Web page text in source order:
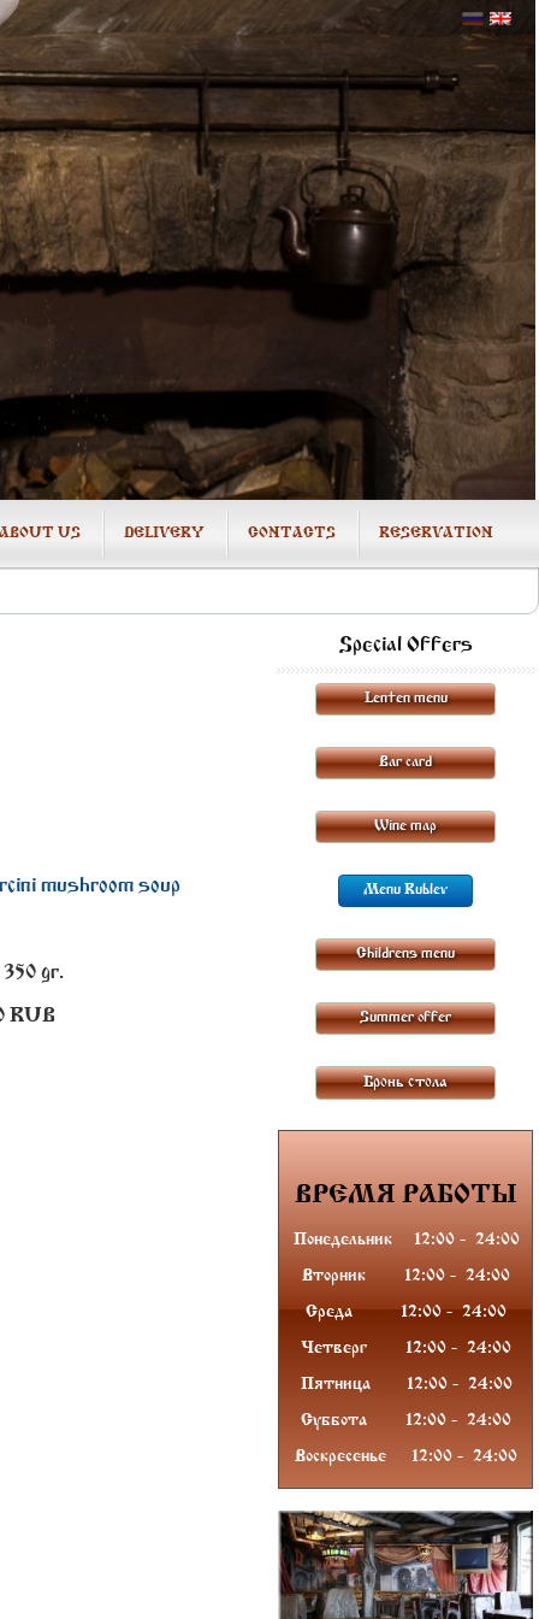
ABOUT US DELIVERY CONTACTS RESERVATION
mushroom soup
gr.
RUB
Special Offers
Lenten menu
Bar card
Wine map
Menu Rublev
Childrens menu
Summer offer
Бронь стола
ВРЕМЯ РАБОТЫ
Понедельник 12:00 -24:00
Вторник 12:00 - 24:00
Среда 12:00 -24:00
Четверг 12:00 -24:00
Пятница 12:00 -24:00
Суббота 12:00 -24:00
Воскресенье 12:00 - 24:00